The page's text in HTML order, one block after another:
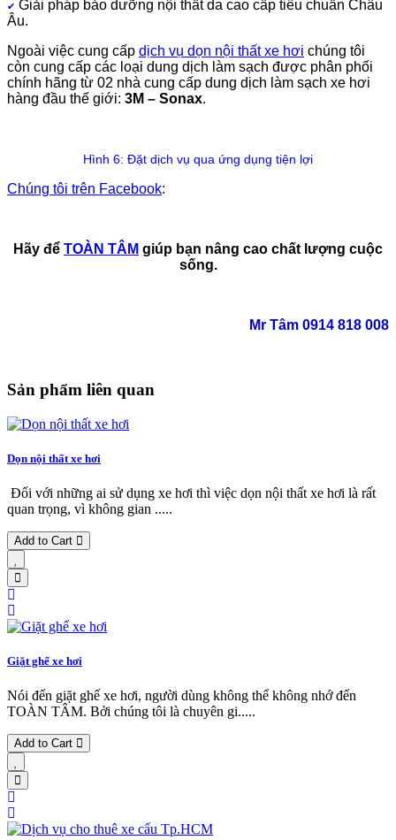
✔ Giải pháp bảo dưỡng nội thất da cao cấp tiêu chuẩn Châu
Âu.
Ngoài việc cung cấp dịch vụ dọn nội thất xe hơi chúng tôi
còn cung cấp các loại dung dịch làm sạch được phân phối
chính hãng từ 02 nhà cung cấp dung dịch làm sạch xe hơi
hàng đầu thế giới: 3M – Sonax.
Hình 6: Đặt dịch vụ qua ứng dụng tiện lợi
Chúng tôi trên Facebook:
Hãy để TOÀN TÂM giúp bạn nâng cao chất lượng cuộc
sống.
Mr Tâm 0914 818 008
Sản phẩm liên quan
Dọn nội thất xe hơi
Đối với những ai sử dụng xe hơi thì việc dọn nội thất xe hơi là rất
quan trọng, vì không gian .....
Add to Cart
Giặt ghế xe hơi
Nói đến giặt ghế xe hơi, người dùng không thể không nhớ đến
TOÀN TÂM. Bởi chúng tôi là chuyên gi.....
Add to Cart